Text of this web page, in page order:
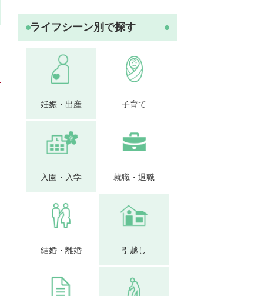
ライフシーン別で探す
妊娠・出産 子育て
入園・入学 就職・退職
結婚・離婚 引越し